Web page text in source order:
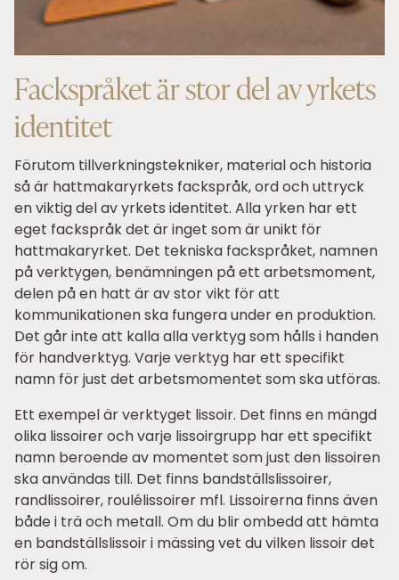
Fackspråket är stor del av yrkets
identitet
Förutom tillverkningstekniker, material och historia
så är hattmakaryrkets fackspråk, ord och uttryck
en viktig del av yrkets identitet. Alla yrken har ett
eget fackspråk det är inget som är unikt för
hattmakaryrket. Det tekniska fackspråket, namnen
på verktygen, benämningen på ett arbetsmoment,
delen på en hatt är av stor vikt för att
kommunikationen ska fungera under en produktion.
Det går inte att kalla alla verktyg som hålls i handen
för handverktyg. Varje verktyg har ett specifikt
namn för just det arbetsmomentet som ska utföras.
Ett exempel är verktyget lissoir. Det finns en mängd
olika lissoirer och varje lissoirgrupp har ett specifikt
namn beroende av momentet som just den lissoiren
ska användas till. Det finns bandställslissoirer,
randlissoirer, roulélissoirer mfl. Lissoirerna finns även
både i trä och metall. Om du blir ombedd att hämta
en bandställslissoir i mässing vet du vilken lissoir det
rör sig om.